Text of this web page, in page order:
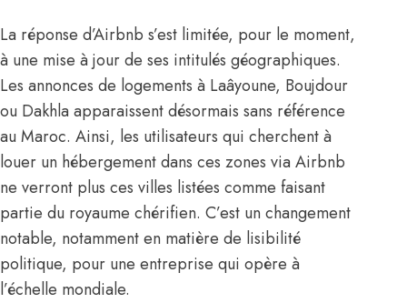
La réponse d’Airbnb s’est limitée, pour le moment,
à une mise à jour de ses intitulés géographiques.
Les annonces de logements à Laâyoune, Boujdour
ou Dakhla apparaissent désormais sans référence
au Maroc. Ainsi, les utilisateurs qui cherchent à
louer un hébergement dans ces zones via Airbnb
ne verront plus ces villes listées comme faisant
partie du royaume chérifien. C’est un changement
notable, notamment en matière de lisibilité
politique, pour une entreprise qui opère à
l’échelle mondiale.